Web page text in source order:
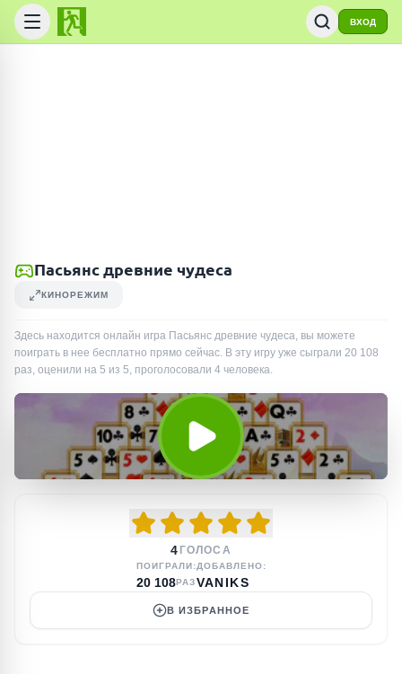
ВХОД
Пасьянс древние чудеса
КИНОРЕЖИМ
Здесь находится онлайн игра Пасьянс древние чудеса, вы можете
поиграть в нее бесплатно прямо сейчас. В эту игру уже сыграли 20 108
раз, оценили на 5 из 5, проголосовали 4 человека.
4 ГОЛОСА
ПОИГРАЛИ:
20 108РАЗ
ДОБАВЛЕНО:
VANIKS
В ИЗБРАННОЕ